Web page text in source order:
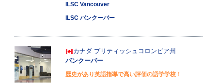
ILSC Vancouver
ILSC バンクーバー
カナダ ブリティッシュコロンビア州
バンクーバー
歴史があり英語指導で高い評価の語学学校！